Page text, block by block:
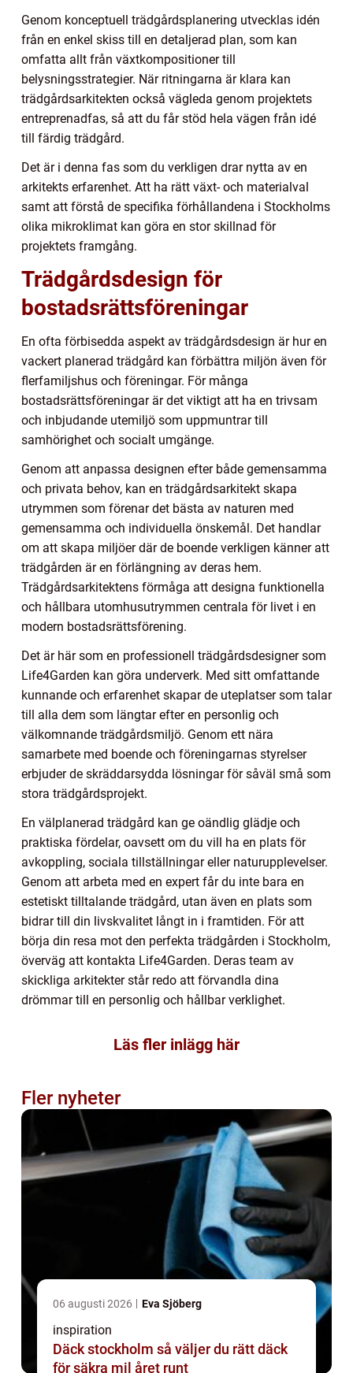
Genom konceptuell trädgårdsplanering utvecklas idén
från en enkel skiss till en detaljerad plan, som kan
omfatta allt från växtkompositioner till
belysningsstrategier. När ritningarna är klara kan
trädgårdsarkitekten också vägleda genom projektets
entreprenadfas, så att du får stöd hela vägen från idé
till färdig trädgård.
Det är i denna fas som du verkligen drar nytta av en
arkitekts erfarenhet. Att ha rätt växt- och materialval
samt att förstå de specifika förhållandena i Stockholms
olika mikroklimat kan göra en stor skillnad för
projektets framgång.
Trädgårdsdesign för
bostadsrättsföreningar
En ofta förbisedda aspekt av trädgårdsdesign är hur en
vackert planerad trädgård kan förbättra miljön även för
flerfamiljshus och föreningar. För många
bostadsrättsföreningar är det viktigt att ha en trivsam
och inbjudande utemiljö som uppmuntrar till
samhörighet och socialt umgänge.
Genom att anpassa designen efter både gemensamma
och privata behov, kan en trädgårdsarkitekt skapa
utrymmen som förenar det bästa av naturen med
gemensamma och individuella önskemål. Det handlar
om att skapa miljöer där de boende verkligen känner att
trädgården är en förlängning av deras hem.
Trädgårdsarkitektens förmåga att designa funktionella
och hållbara utomhusutrymmen centrala för livet i en
modern bostadsrättsförening.
Det är här som en professionell trädgårdsdesigner som
Life4Garden kan göra underverk. Med sitt omfattande
kunnande och erfarenhet skapar de uteplatser som talar
till alla dem som längtar efter en personlig och
välkomnande trädgårdsmiljö. Genom ett nära
samarbete med boende och föreningarnas styrelser
erbjuder de skräddarsydda lösningar för såväl små som
stora trädgårdsprojekt.
En välplanerad trädgård kan ge oändlig glädje och
praktiska fördelar, oavsett om du vill ha en plats för
avkoppling, sociala tillställningar eller naturupplevelser.
Genom att arbeta med en expert får du inte bara en
estetiskt tilltalande trädgård, utan även en plats som
bidrar till din livskvalitet långt in i framtiden. För att
börja din resa mot den perfekta trädgården i Stockholm,
överväg att kontakta Life4Garden. Deras team av
skickliga arkitekter står redo att förvandla dina
drömmar till en personlig och hållbar verklighet.
Läs fler inlägg här
Fler nyheter
06 augusti 2026 Eva Sjöberg
inspiration
Däck stockholm så väljer du rätt däck
för säkra mil året runt